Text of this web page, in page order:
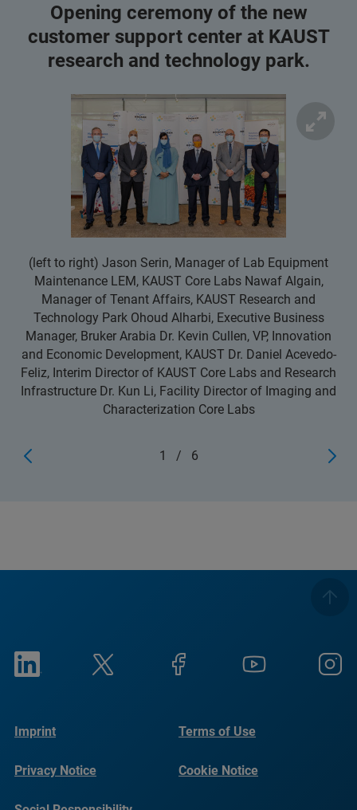
Opening ceremony of the new
customer support center at KAUST
research and technology park.
(left to right) Jason Serin, Manager of Lab Equipment
Maintenance LEM, KAUST Core Labs Nawaf Algain,
Manager of Tenant Affairs, KAUST Research and
Technology Park Ohoud Alharbi, Executive Business
Manager, Bruker Arabia Dr. Kevin Cullen, VP, Innovation
and Economic Development, KAUST Dr. Daniel Acevedo-
Feliz, Interim Director of KAUST Core Labs and Research
Infrastructure Dr. Kun Li, Facility Director of Imaging and
Characterization Core Labs
1 / 6
Imprint Terms of Use
Privacy Notice Cookie Notice